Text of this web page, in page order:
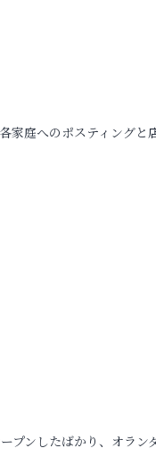
家庭へのポスティングと
プンしたばかり、オラン